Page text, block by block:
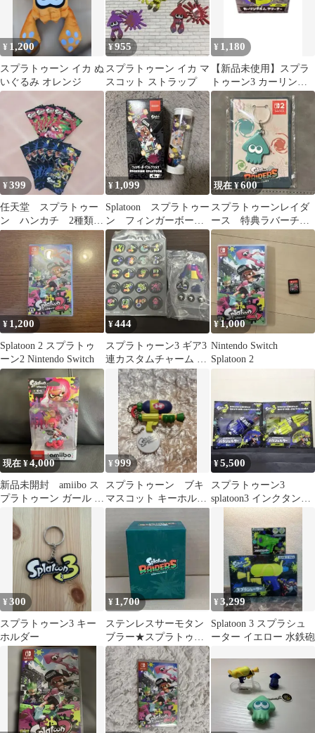
¥ 1,200
スプラトゥーン イカ ぬ
いぐるみ オレンジ
¥955
スプラトゥーン イカ マ
スコット ストラップ
¥ 1,180
【新品未使用】スプラ
トゥーン3 カーリング
ボムクリーナー イエロ
¥399
任天堂 スプラトゥー
ン ハンカチ 2種類10
枚セット 新品未使用
¥ 1,099
Splatoon スプラトゥー
ン フィンガーボード
コレクション
現在 ¥600
スプラトゥーンレイダ
ース 特典ラバーチャ
ーム
¥ 1,200
Splatoon 2 スプラトゥ
ーン2 Nintendo Switch
¥444
スプラトゥーン3 ギア3
連カスタムチャーム エ
ンペリー
¥1,000
Nintendo Switch
Splatoon 2
現在 ¥4,000
新品未開封 amiibo ス
プラトゥーン ガール ネ
¥999
スプラトゥーン ブキ
マスコット キーホルダ
ー 武器
¥5,500
スプラトゥーン3
splatoon3 インクタンク
つきパラシェルター ま
とめ売り
¥300
スプラトゥーン3 キー
ホルダー
¥ 1,700
ステンレスサーモタン
ブラー★スプラトゥー
ン レイダース 初回
特典 Switch2
¥3,299
Splatoon 3 スプラシュ
ーター イエロー 水鉄砲